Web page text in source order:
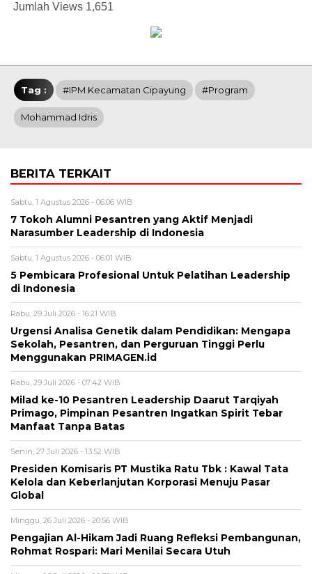
Jumlah Views 1,651
Tag : #IPM Kecamatan Cipayung #Program
Mohammad Idris
BERITA TERKAIT
Sabtu, 1 Agustus 2026 - 06:06 WIB
7 Tokoh Alumni Pesantren yang Aktif Menjadi
Narasumber Leadership di Indonesia
Sabtu, 1 Agustus 2026 - 06:01 WIB
5 Pembicara Profesional Untuk Pelatihan Leadership
di Indonesia
Rabu, 29 Juli 2026 - 16:21 WIB
Urgensi Analisa Genetik dalam Pendidikan: Mengapa
Sekolah, Pesantren, dan Perguruan Tinggi Perlu
Menggunakan PRIMAGEN.id
Rabu, 29 Juli 2026 - 07:42 WIB
Milad ke-10 Pesantren Leadership Daarut Tarqiyah
Primago, Pimpinan Pesantren Ingatkan Spirit Tebar
Manfaat Tanpa Batas
Senin, 27 Juli 2026 - 13:52 WIB
Presiden Komisaris PT Mustika Ratu Tbk : Kawal Tata
Kelola dan Keberlanjutan Korporasi Menuju Pasar
Global
Minggu, 26 Juli 2026 - 20:56 WIB
Pengajian Al-Hikam Jadi Ruang Refleksi Pembangunan,
Rohmat Rospari: Mari Menilai Secara Utuh